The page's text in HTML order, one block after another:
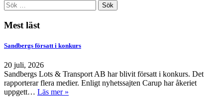
Mest läst
Sandbergs försatt i konkurs
20 juli, 2026
Sandbergs Lots & Transport AB har blivit försatt i konkurs. Det
rapporterar flera medier. Enligt nyhetssajten Carup har åkeriet
uppgett… Läs mer »